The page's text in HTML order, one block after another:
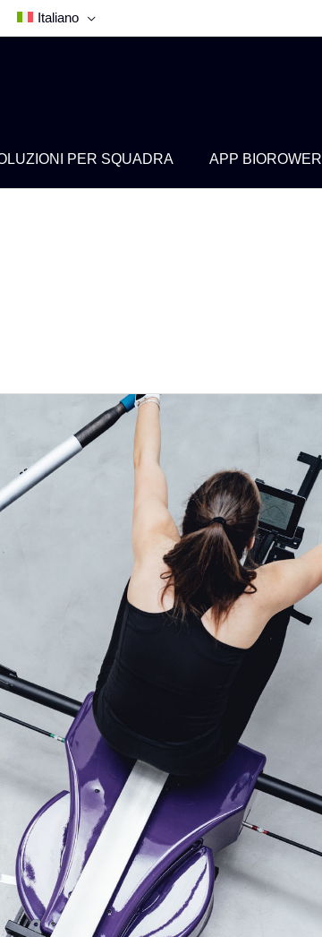
Italiano
PER SQUADRA APP BIOROWER